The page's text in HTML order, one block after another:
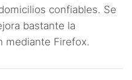
confiables. Se
bastante la
mediante Firefox.